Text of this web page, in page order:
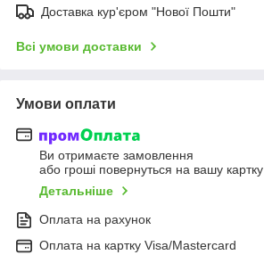
Доставка кур'єром "Нової Пошти"
Всі умови доставки
Умови оплати
Ви отримаєте замовлення
або гроші повернуться на вашу картку
Детальніше
Оплата на рахунок
Оплата на картку Visa/Mastercard